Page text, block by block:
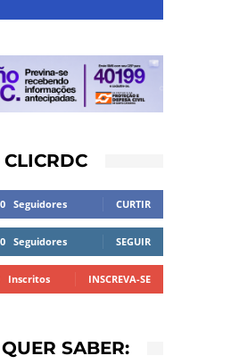
Seguidores CURTIR
Seguidores SEGUIR
Inscritos INSCREVA-SE
SABER: